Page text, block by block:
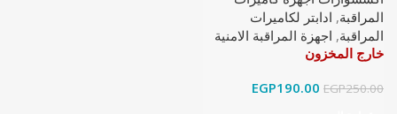
المراقبة, ادابتر لكاميرات
المراقبة, اجهزة المراقبة الامنية
خارج المخزون
EGP250.00
EGP190.00